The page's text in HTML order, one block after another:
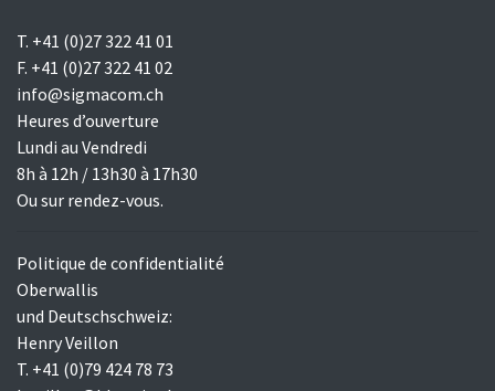
T. +41 (0)27 322 41 01
F. +41 (0)27 322 41 02
info@sigmacom.ch
Heures d’ouverture
Lundi au Vendredi
8h à 12h / 13h30 à 17h30
Ou sur rendez-vous.
Politique de confidentialité
Oberwallis
und Deutschschweiz:
Henry Veillon
T. +41 (0)79 424 78 73